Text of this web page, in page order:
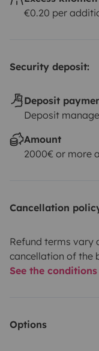
€0.20 per
Security deposit:
Deposit
Deposit
Amount
2000€ or more
Cancellation
Refund terms vary
cancellation of the
See the conditions
Options